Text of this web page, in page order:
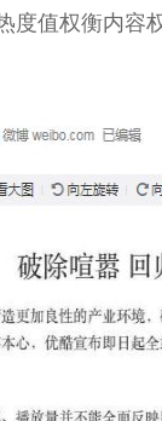
度值权衡内容